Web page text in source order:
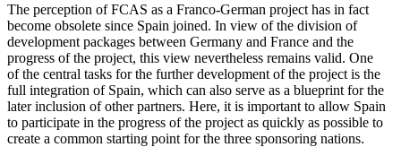
The perception of FCAS as a Franco-Ger­man project has in fact
become obsolete since Spain joined. In view of the division of
development packages between Germany and France and the
progress of the project, this view nevertheless remains valid. One
of the central tasks for the further develop­ment of the project is the
full integration of Spain, which can also serve as a blue­print for the
later inclusion of other part­ners. Here, it is important to allow Spain
to par­ticipate in the progress of the project as quickly as possible to
create a common start­ing point for the three sponsoring nations.